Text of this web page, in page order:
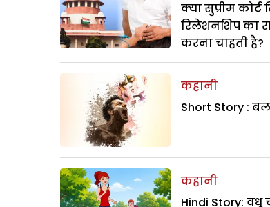
क्या सुप्रीम
रिलेशनशिप का
करना चाहती है?
कहानी
Short Story :
कहानी
Hindi Story: वधू